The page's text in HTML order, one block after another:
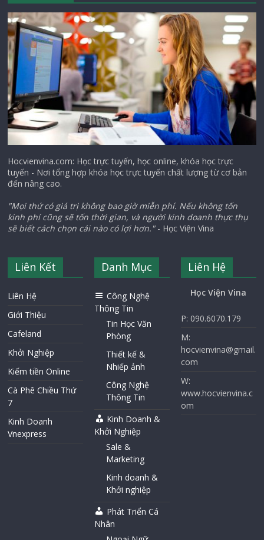
Hocvienvina.com: Học trực tuyến, học online, khóa học trực
tuyến - Nơi tổng hợp khóa học trực tuyến chất lượng từ cơ bản
đến nâng cao.
"Mọi thứ có giá trị không bao giờ miễn phí. Nếu không tốn
kinh phí cũng sẽ tốn thời gian, và người kinh doanh thực thụ
sẽ biết cách chọn cái nào có lợi hơn."- Học Viện Vina
Liên Kết
Liên Hệ
Giới Thiệu
Cafeland
Khởi Nghiệp
Kiếm tiền Online
Cà Phê Chiều Thứ
7
Kinh Doanh
Vnexpress
Danh Mục
Công Nghệ
Thông Tin
Tin Học Văn
Phòng
Thiết kế &
Nhiếp ảnh
Công Nghệ
Thông Tin
Kinh Doanh &
Khởi Nghiệp
Sale &
Marketing
Kinh doanh &
Khởi nghiệp
Phát Triển Cá
Nhân
Liên Hệ
Học Viện Vina
P: 090.6070.179
M:
hocvienvina@gmail.
com
W:
www.hocvienvina.c
om